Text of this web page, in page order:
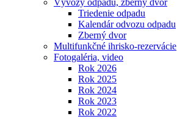
Vývozy odpadu, zberný dvor
Triedenie odpadu
Kalendár odvozu odpadu
Zberný dvor
Multifunkčné ihrisko-rezervácie
Fotogaléria, video
Rok 2026
Rok 2025
Rok 2024
Rok 2023
Rok 2022